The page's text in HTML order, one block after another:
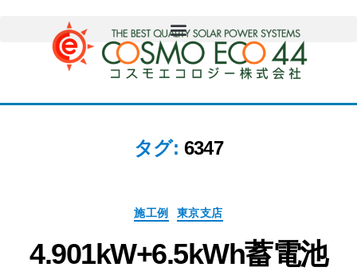
タグ: 6347
施工例 東京支店
4.901kW+6.5kWh蓄電池